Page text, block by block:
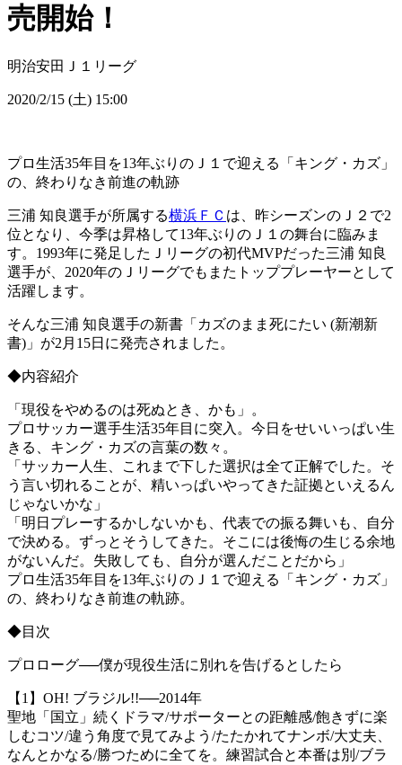
売開始！
明治安田Ｊ１リーグ
2020/2/15 (土) 15:00
プロ生活35年目を13年ぶりのＪ１で迎える「キング・カズ」
の、終わりなき前進の軌跡
三浦 知良選手が所属する横浜ＦＣ は、昨シーズンのＪ２で2
位となり、今季は昇格して13年ぶりのＪ１の舞台に臨みま
す。1993年に発足したＪリーグの初代MVPだった三浦 知良
選手が、2020年のＪリーグでもまたトッププレーヤーとして
活躍します。
そんな三浦 知良選手の新書「カズのまま死にたい (新潮新
書)」が2月15日に発売されました。
◆内容紹介
「現役をやめるのは死ぬとき、かも」。
プロサッカー選手生活35年目に突入。今日をせいいっぱい生
きる、キング・カズの言葉の数々。
「サッカー人生、これまで下した選択は全て正解でした。そ
う言い切れることが、精いっぱいやってきた証拠といえるん
じゃないかな」
「明日プレーするかしないかも、代表での振る舞いも、自分
で決める。ずっとそうしてきた。そこには後悔の生じる余地
がないんだ。失敗しても、自分が選んだことだから」
プロ生活35年目を13年ぶりのＪ１で迎える「キング・カズ」
の、終わりなき前進の軌跡。
◆目次
プロローグ──僕が現役生活に別れを告げるとしたら
【1】OH! ブラジル!!──2014年
聖地「国立」続くドラマ/サポーターとの距離感/飽きずに楽
しむコツ/違う角度で見てみよう/たたかれてナンボ/大丈夫、
なんとかなる/勝つために全てを。練習試合と本番は別/ブラ